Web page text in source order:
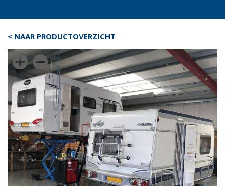
< NAAR PRODUCTOVERZICHT